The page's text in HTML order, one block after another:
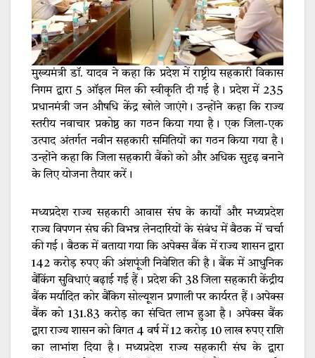
मुख्यमंत्री डॉ. यादव ने कहा कि प्रदेश में राष्ट्रीय सहकारी विकास
निगम द्वारा 5 ऑइल मिल की स्वीकृति दी गई है। प्रदेश में 235
प्रधानमंत्री जन औषधि केंद्र खोले जाएंगे। उन्होंने कहा कि राज्य
स्तरीय नवाचार प्रकोष्ठ का गठन किया गया है। एक जिला-एक
उत्पाद अंतर्गत नवीन सहकारी समितियों का गठन किया गया है।
उन्होंने कहा कि जिला सहकारी बैंको को और अधिक सुदृढ़ बनाने
के लिए योजना तैयार करें।
मध्यप्रदेश राज्य सहकारी आवास संघ के कार्यों और मध्यप्रदेश
राज्य विपणन संघ की विभन्न लेनदारियों के संबंध में बैठक में चर्चा
की गई। बैठक में बताया गया कि अपेक्स बैंक में राज्य शासन द्वारा
142 करोड़ रुपए की अंशपूंजी निवेशित की है। बैंक में आधुनिक
बैंकिंग सुविधाएं बढ़ाई गई हैं। प्रदेश की 38 जिला सहकारी केंद्रीय
बैंक मर्यादित कोर बैंकिग सोल्यूशन प्रणाली पर कार्यरत हैं। अपेक्स
बैंक को 131.83 करोड़ का संचित लाभ हुआ है। अपेक्स बैंक
द्वारा राज्य शासन को विगत 4 वर्ष में 12 करोड़ 10 लाख रुपए राशि
का लाभांश दिया है। मध्यप्रदेश राज्य सहकारी संघ के द्वारा